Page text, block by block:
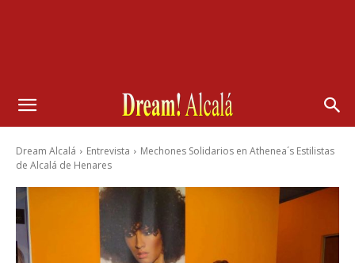
Dream Alcalá Entrevista
Mechones Solidarios en Athenea´s Estilistas
de Alcalá de Henares